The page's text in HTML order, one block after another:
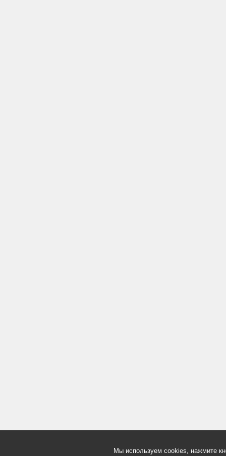
Мы используем cookies, нажмите